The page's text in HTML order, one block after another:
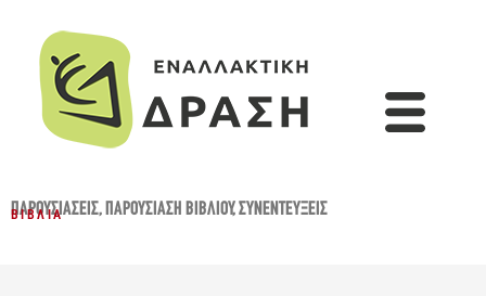
ΠΑΡΟΥΣΙΆΣΕΙΣ,ΠΑΡΟΥΣΊΑΣΗ ΒΙΒΛΊΟΥ,ΣΥΝΕΝΤΕΎΞΕΙΣ
ΒΙΒΛΊΑ